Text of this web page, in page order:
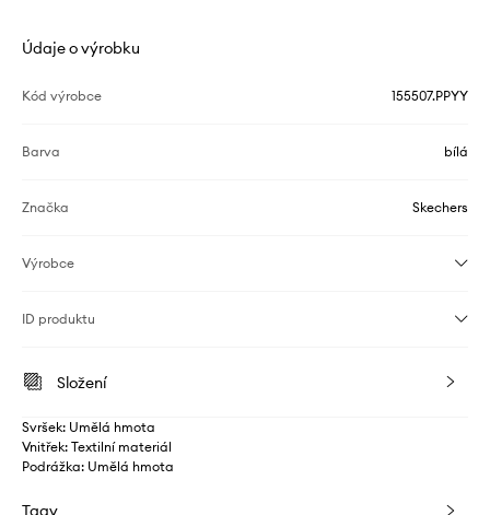
Údaje o výrobku
Kód výrobce 155507.PPYY
Barva bílá
Značka Skechers
Výrobce
ID produktu
Složení
Svršek: Umělá hmota
Vnitřek: Textilní materiál
Podrážka: Umělá hmota
Tagy